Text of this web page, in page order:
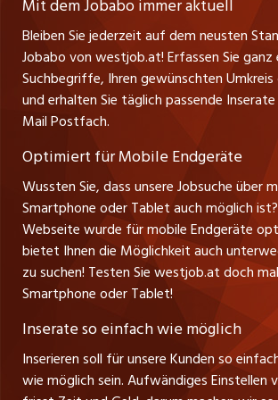
Führungspositionen
Management / Kader-Jobs
jobbern.ch
jobbasel.ch
zentraljob.ch
myjob.ch
schaffu.ch (VS)
ajourjob.ch
russmedia.com
vol.at
Stefan Spötl
Tel. +43 664 39 47 47 7
Leiter westjob.at
Andrea Graf
Tel. +43 664 20 30 02 1
Verkauf und Beratung
Mit dem Jobabo immer aktuell
Bleiben Sie jederzeit auf dem neusten
Jobabo von westjob.at! Erfassen Sie ganz
Suchbegriffe, Ihren gewünschten Umkreis
und erhalten Sie täglich passende
Mail Postfach.
Optimiert für Mobile Endgeräte
Wussten Sie, dass unsere Jobsuche über
Smartphone oder Tablet auch möglich
Webseite wurde für mobile Endgeräte
bietet Ihnen die Möglichkeit auch
zu suchen! Testen Sie westjob.at doch
Smartphone oder Tablet!
Inserate so einfach wie möglich
Inserieren soll für unsere Kunden so
wie möglich sein. Aufwändiges Einstellen